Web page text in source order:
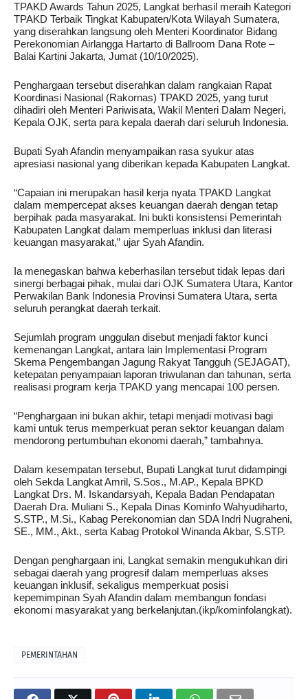
TPAKD Awards Tahun 2025, Langkat berhasil meraih Kategori
TPAKD Terbaik Tingkat Kabupaten/Kota Wilayah Sumatera,
yang diserahkan langsung oleh Menteri Koordinator Bidang
Perekonomian Airlangga Hartarto di Ballroom Dana Rote –
Balai Kartini Jakarta, Jumat (10/10/2025).
Penghargaan tersebut diserahkan dalam rangkaian Rapat
Koordinasi Nasional (Rakornas) TPAKD 2025, yang turut
dihadiri oleh Menteri Pariwisata, Wakil Menteri Dalam Negeri,
Kepala OJK, serta para kepala daerah dari seluruh Indonesia.
Bupati Syah Afandin menyampaikan rasa syukur atas
apresiasi nasional yang diberikan kepada Kabupaten Langkat.
“Capaian ini merupakan hasil kerja nyata TPAKD Langkat
dalam mempercepat akses keuangan daerah dengan tetap
berpihak pada masyarakat. Ini bukti konsistensi Pemerintah
Kabupaten Langkat dalam memperluas inklusi dan literasi
keuangan masyarakat,” ujar Syah Afandin.
Ia menegaskan bahwa keberhasilan tersebut tidak lepas dari
sinergi berbagai pihak, mulai dari OJK Sumatera Utara, Kantor
Perwakilan Bank Indonesia Provinsi Sumatera Utara, serta
seluruh perangkat daerah terkait.
Sejumlah program unggulan disebut menjadi faktor kunci
kemenangan Langkat, antara lain Implementasi Program
Skema Pengembangan Jagung Rakyat Tangguh (SEJAGAT),
ketepatan penyampaian laporan triwulanan dan tahunan, serta
realisasi program kerja TPAKD yang mencapai 100 persen.
“Penghargaan ini bukan akhir, tetapi menjadi motivasi bagi
kami untuk terus memperkuat peran sektor keuangan dalam
mendorong pertumbuhan ekonomi daerah,” tambahnya.
Dalam kesempatan tersebut, Bupati Langkat turut didampingi
oleh Sekda Langkat Amril, S.Sos., M.AP., Kepala BPKD
Langkat Drs. M. Iskandarsyah, Kepala Badan Pendapatan
Daerah Dra. Muliani S., Kepala Dinas Kominfo Wahyudiharto,
S.STP., M.Si., Kabag Perekonomian dan SDA Indri Nugraheni,
SE., MM., Akt., serta Kabag Protokol Winanda Akbar, S.STP.
Dengan penghargaan ini, Langkat semakin mengukuhkan diri
sebagai daerah yang progresif dalam memperluas akses
keuangan inklusif, sekaligus memperkuat posisi
kepemimpinan Syah Afandin dalam membangun fondasi
ekonomi masyarakat yang berkelanjutan.(ikp/kominfolangkat).
PEMERINTAHAN